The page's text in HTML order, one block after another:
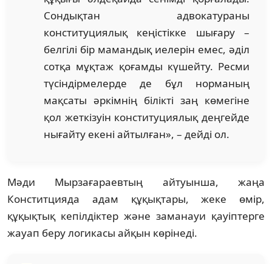
Сондықтан адвокатураны
конституциялық кеңістікке шығару –
белгілі бір мамандық иелерін емес, әділ
сотқа мұқтаж қоғамды күшейту. Ресми
түсіндірмелерде де бұл норманың
мақсаты әркімнің білікті заң көмегіне
қол жеткізуін конституциялық деңгейде
нығайту екені айтылған», – дейді ол.
Мәди Мырзағараевтың айтуынша, жаңа
Конститцияда адам құқықтары, жеке өмір,
құқықтық кепілдіктер және заманауи қауіптерге
жауап беру логикасы айқын көрінеді.